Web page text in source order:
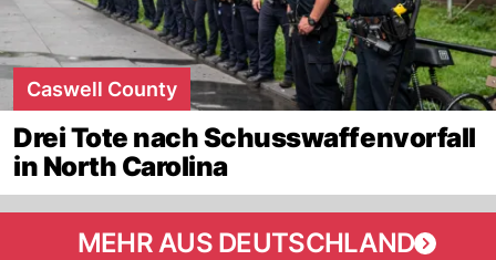
Caswell County
Drei Tote nach Schusswaffenvorfall
in North Carolina
MEHR AUS DEUTSCHLAND